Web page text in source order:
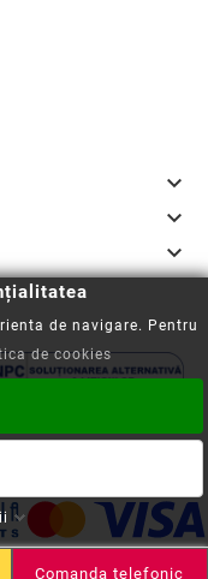



Comanda telefonic
de navigare. Pentru
de cookies